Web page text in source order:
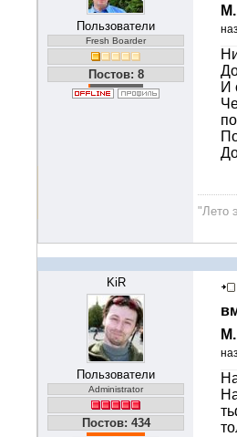
Пользователи
Fresh Boarder
Постов: 8
И
"Лето
KiR
Пользователи
Administrator
Постов: 434